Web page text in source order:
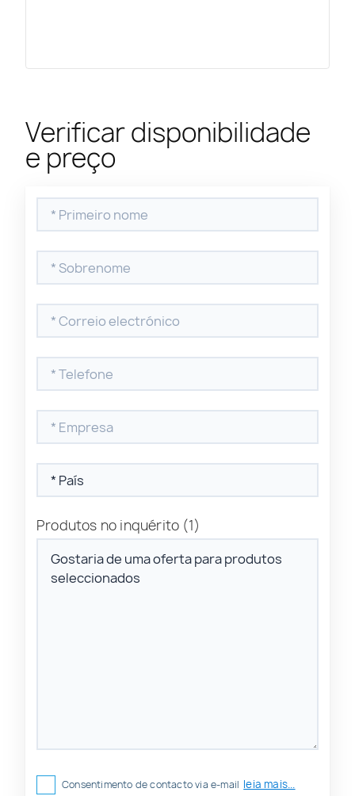
Verificar disponibilidade
e preço
Produtos no inquérito (1)
Consentimento de contacto via e-mail leia mais...